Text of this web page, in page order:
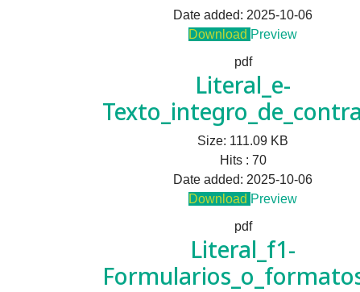
Date added: 2025-10-06
Download Preview
pdf
Literal_e-
Size: 111.09 KB
Hits : 70
Date added: 2025-10-06
Download Preview
pdf
Literal_f1-